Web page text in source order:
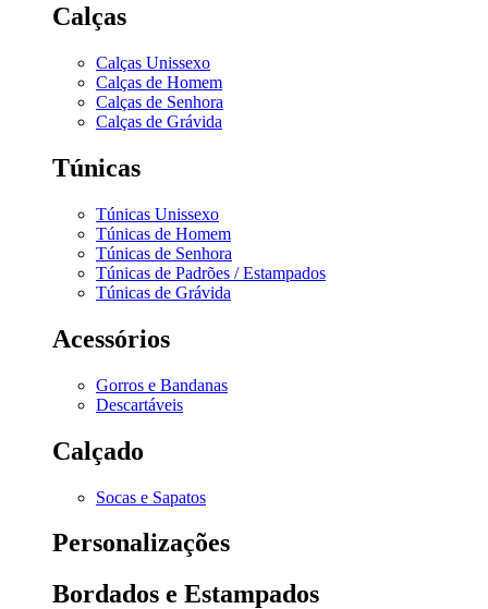
Calças
Calças Unissexo
Calças de Homem
Calças de Senhora
Calças de Grávida
Túnicas
Túnicas Unissexo
Túnicas de Homem
Túnicas de Senhora
Túnicas de Padrões / Estampados
Túnicas de Grávida
Acessórios
Gorros e Bandanas
Descartáveis
Calçado
Socas e Sapatos
Personalizações
Bordados e Estampados